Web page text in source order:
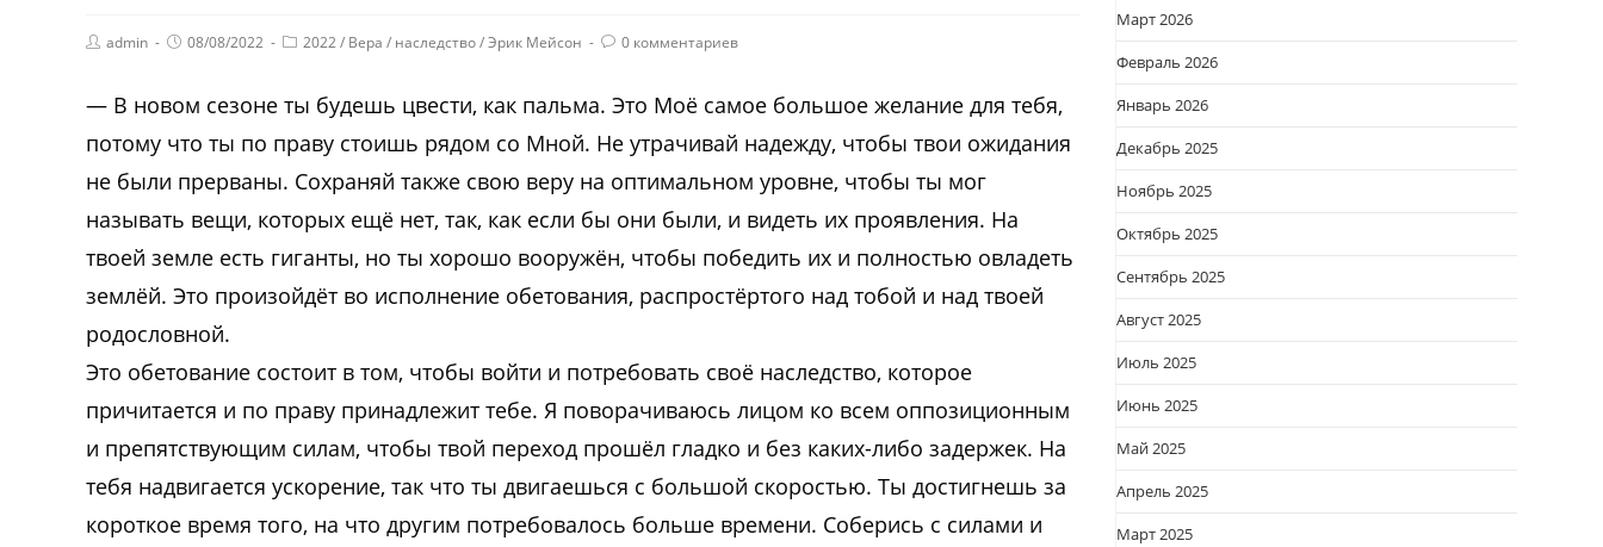
admin 08/08/2022 2022/ Вера / наследство/Эрик Мейсон 0 комментариев
— В новом сезоне ты будешь цвести, как пальма. Это Моё самое большое желание для тебя,
потому что ты по праву стоишь рядом со Мной. Не утрачивай надежду, чтобы твои ожидания
не были прерваны. Сохраняй также свою веру на оптимальном уровне, чтобы ты мог
называть вещи, которых ещё нет, так, как если бы они были, и видеть их проявления. На
твоей земле есть гиганты, но ты хорошо вооружён, чтобы победить их и полностью овладеть
землёй. Это произойдёт во исполнение обетования, распростёртого над тобой и над твоей
родословной.
Это обетование состоит в том, чтобы войти и потребовать своё наследство, которое
причитается и по праву принадлежит тебе. Я поворачиваюсь лицом ко всем оппозиционным
и препятствующим силам, чтобы твой переход прошёл гладко и без каких-либо задержек. На
тебя надвигается ускорение, так что ты двигаешься с большой скоростью. Ты достигнешь за
короткое время того, на что другим потребовалось больше времени. Соберись с силами и
Март 2026
Февраль 2026
Январь 2026
Декабрь 2025
Ноябрь 2025
Октябрь 2025
Сентябрь 2025
Август 2025
Июль 2025
Июнь 2025
Май 2025
Апрель 2025
Март 2025